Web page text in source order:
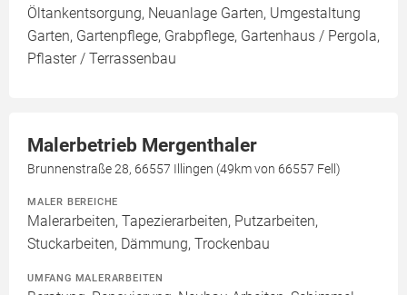
Öltankentsorgung, Neuanlage Garten, Umgestaltung
Garten, Gartenpflege, Grabpflege, Gartenhaus / Pergola,
Pflaster / Terrassenbau
Malerbetrieb Mergenthaler
Brunnenstraße 28, 66557 Illingen (49km von 66557 Fell)
MALER BEREICHE
Malerarbeiten, Tapezierarbeiten, Putzarbeiten,
Stuckarbeiten, Dämmung, Trockenbau
UMFANG MALERARBEITEN